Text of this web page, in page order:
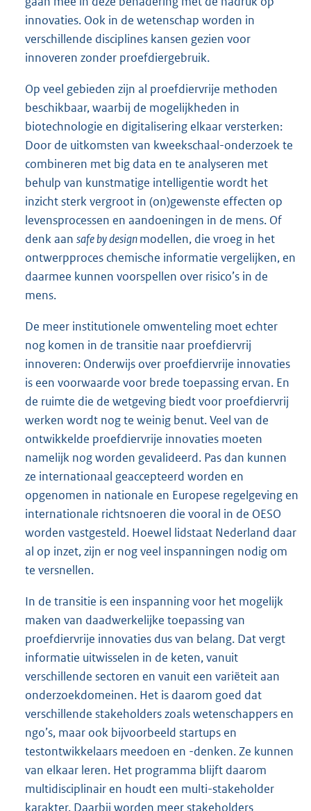
innovaties. Ook in de wetenschap worden in
verschillende disciplines kansen gezien voor
innoveren zonder proefdiergebruik.
Op veel gebieden zijn al proefdiervrije methoden
beschikbaar, waarbij de mogelijkheden in
biotechnologie en digitalisering elkaar versterken:
Door de uitkomsten van kweekschaal-onderzoek te
combineren met big data en te analyseren met
behulp van kunstmatige intelligentie wordt het
inzicht sterk vergroot in (on)gewenste effecten op
levensprocessen en aandoeningen in de mens. Of
denk aan safe by designmodellen, die vroeg in het
ontwerpproces chemische informatie vergelijken, en
daarmee kunnen voorspellen over risico’s in de
mens.
De meer institutionele omwenteling moet echter
nog komen in de transitie naar proefdiervrij
innoveren: Onderwijs over proefdiervrije innovaties
is een voorwaarde voor brede toepassing ervan. En
de ruimte die de wetgeving biedt voor proefdiervrij
werken wordt nog te weinig benut. Veel van de
ontwikkelde proefdiervrije innovaties moeten
namelijk nog worden gevalideerd. Pas dan kunnen
ze internationaal geaccepteerd worden en
opgenomen in nationale en Europese regelgeving en
internationale richtsnoeren die vooral in de OESO
worden vastgesteld. Hoewel lidstaat Nederland daar
al op inzet, zijn er nog veel inspanningen nodig om
te versnellen.
In de transitie is een inspanning voor het mogelijk
maken van daadwerkelijke toepassing van
proefdiervrije innovaties dus van belang. Dat vergt
informatie uitwisselen in de keten, vanuit
verschillende sectoren en vanuit een variëteit aan
onderzoekdomeinen. Het is daarom goed dat
verschillende stakeholders zoals wetenschappers en
ngo’s, maar ook bijvoorbeeld startups en
testontwikkelaars meedoen en -denken. Ze kunnen
van elkaar leren. Het programma blijft daarom
multidisciplinair en houdt een multi-stakeholder
karakter. Daarbij worden meer stakeholders